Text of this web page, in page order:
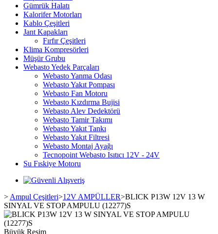
Gümrük Halatı
Kalorifer Motorları
Kablo Çeşitleri
Jant Kapakları
Fırfır Çeşitleri
Klima Kompresörleri
Müşür Grubu
Webasto Yedek Parçaları
Webasto Yanma Odası
Webasto Yakıt Pompası
Webasto Fan Motoru
Webasto Kızdırma Bujisi
Webasto Alev Dedektörü
Webasto Tamir Takımı
Webasto Yakıt Tankı
Webasto Yakıt Filtresi
Webasto Montaj Ayağı
Tecnopoint Webasto Isıtıcı 12V - 24V
Su Fıskiye Motoru
> Ampul Çeşitleri>12V AMPÜLLER>BLICK P13W 12V 13 W
SINYAL VE STOP AMPULU (12277)S
Büyük Resim